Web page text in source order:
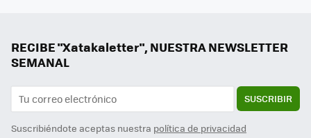
RECIBE "Xatakaletter", NUESTRA NEWSLETTER
SEMANAL
SUSCRIBIR
Suscribiéndote aceptas nuestra política de privacidad